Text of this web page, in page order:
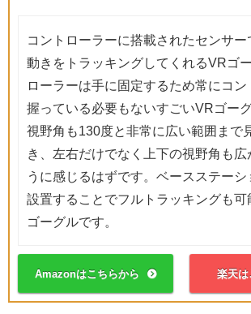
コントローラーに搭載されたセンサ
動きをトラッキングしてくれるVRゴ
ローラーは手に固定するため常にコン
握っている必要もないすごいVRゴーグ
視野角も130度と非常に広い範囲まで
き、左右だけでなく上下の視野角も広
うに感じるはずです。ベースステーシ
設置することでフルトラッキングも可
ゴーグルです。
Amazonはこちらから 楽天は